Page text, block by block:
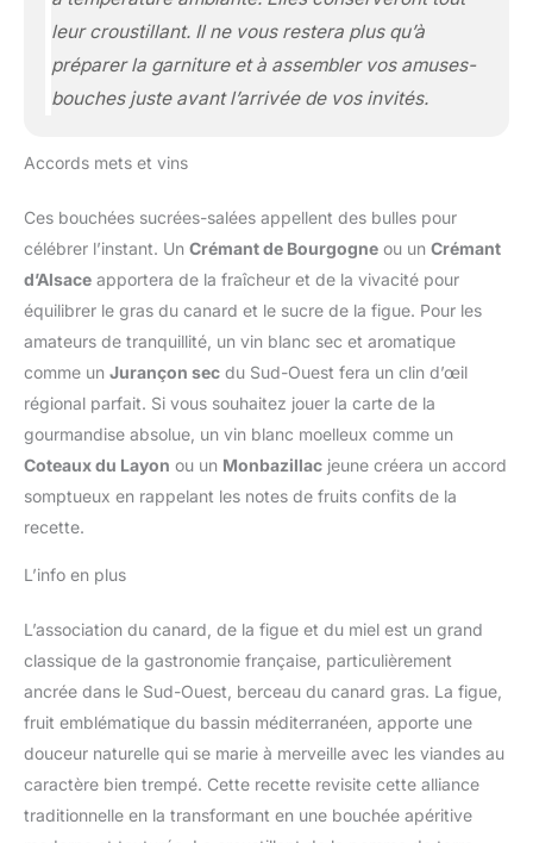
leur croustillant. Il ne vous restera plus qu’à
préparer la garniture et à assembler vos amuses-
bouches juste avant l’arrivée de vos invités.
Accords mets et vins
Ces bouchées sucrées-salées appellent des bulles pour
célébrer l’instant. Un Crémant de Bourgogne ou un Crémant
d’Alsace apportera de la fraîcheur et de la vivacité pour
équilibrer le gras du canard et le sucre de la figue. Pour les
amateurs de tranquillité, un vin blanc sec et aromatique
comme un Jurançon sec du Sud-Ouest fera un clin d’œil
régional parfait. Si vous souhaitez jouer la carte de la
gourmandise absolue, un vin blanc moelleux comme un
Coteaux du Layon ou un Monbazillac jeune créera un accord
somptueux en rappelant les notes de fruits confits de la
recette.
L’info en plus
L’association du canard, de la figue et du miel est un grand
classique de la gastronomie française, particulièrement
ancrée dans le Sud-Ouest, berceau du canard gras. La figue,
fruit emblématique du bassin méditerranéen, apporte une
douceur naturelle qui se marie à merveille avec les viandes au
caractère bien trempé. Cette recette revisite cette alliance
traditionnelle en la transformant en une bouchée apéritive